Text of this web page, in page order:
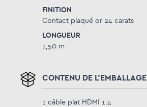
FINITION
Contact plaqué or 24 carats
LONGUEUR
1,50 m
CONTENU DE L'EMBALLAGE
1 câble plat HDMI 1.4